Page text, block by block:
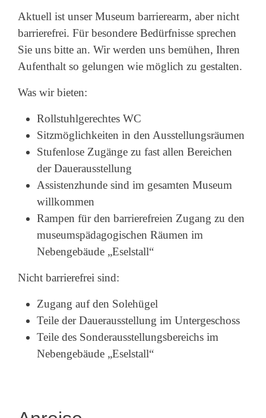
Aktuell ist unser Museum barrierearm, aber nicht
barrierefrei. Für besondere Bedürfnisse sprechen
Sie uns bitte an. Wir werden uns bemühen, Ihren
Aufenthalt so gelungen wie möglich zu gestalten.
Was wir bieten:
Rollstuhlgerechtes WC
Sitzmöglichkeiten in den Ausstellungsräumen
Stufenlose Zugänge zu fast allen Bereichen
der Dauerausstellung
Assistenzhunde sind im gesamten Museum
willkommen
Rampen für den barrierefreien Zugang zu den
museumspädagogischen Räumen im
Nebengebäude „Eselstall“
Nicht barrierefrei sind:
Zugang auf den Solehügel
Teile der Dauerausstellung im Untergeschoss
Teile des Sonderausstellungsbereichs im
Nebengebäude „Eselstall“